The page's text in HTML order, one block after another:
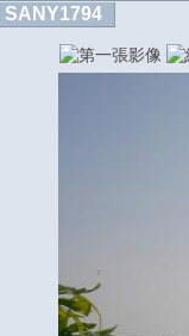
SANY1794